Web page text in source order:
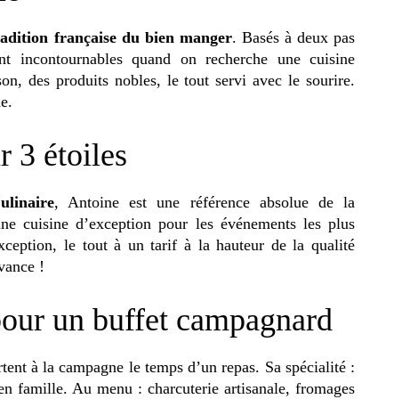
française du bien manger. Basés à deux pas
incontournables quand on recherche une cuisine
des produits nobles, le tout servi avec le sourire.
3 étoiles
, Antoine est une référence absolue de la
cuisine d’exception pour les événements les plus
le tout à un tarif à la hauteur de la qualité
!
un buffet campagnard
à la campagne le temps d’un repas. Sa spécialité :
famille. Au menu : charcuterie artisanale, fromages